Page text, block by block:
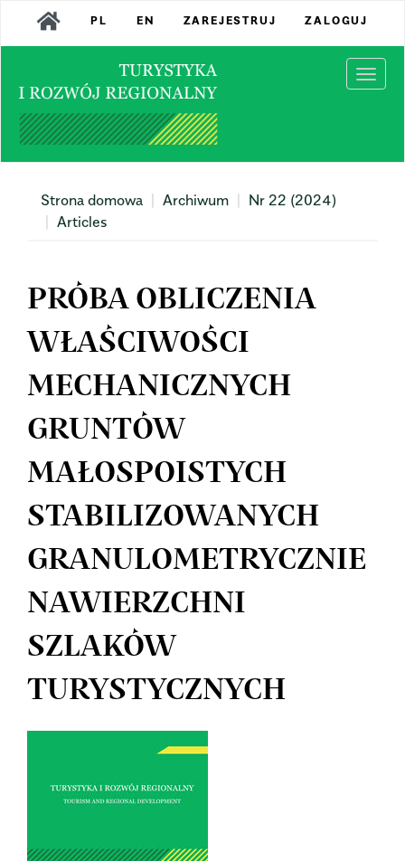
Main
Navigation
Sidebar
PL EN ZAREJESTRUJ ZALOGUJ
Strona domowa Archiwum
Nr 22 (2024)
Articles
PRÓBA OBLICZENIA
WŁAŚCIWOŚCI
MECHANICZNYCH
GRUNTÓW
MAŁOSPOISTYCH
STABILIZOWANYCH
GRANULOMETRYCZNIE
NAWIERZCHNI
SZLAKÓW
TURYSTYCZNYCH
Sidebar